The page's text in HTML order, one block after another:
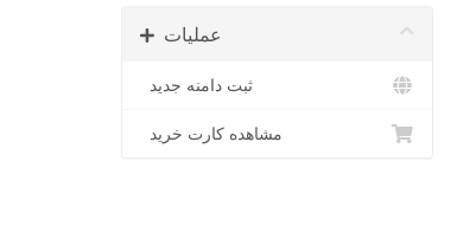
عملیات
ثبت دامنه جدید
مشاهده کارت خرید